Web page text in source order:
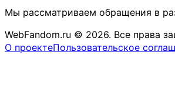
Мы рассматриваем обращения в
WebFandom.ru © 2026. Все права
О проектеПользовательское